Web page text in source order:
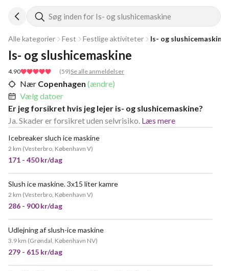
Søg inden for Is- og slushicemaskine
Alle kategorier Fest Festlige aktiviteter Is- og slushicemaskine
4.90 (59)Se alle anmeldelser
Is- og slushicemaskine
Nær Copenhagen (ændre)
Vælg datoer
Er jeg forsikret hvis jeg lejer is- og slushicemaskine?
Ja. Skader er forsikret uden selvrisiko. Læs mere
Icebreaker sluch ice maskine
2 km (Vesterbro, København V)
171 - 450 kr/dag
Slush ice maskine. 3x15 liter kamre
2 km (Vesterbro, København V)
286 - 900 kr/dag
Udlejning af slush-ice maskine
3.9 km (Grøndal, København NV)
279 - 615 kr/dag